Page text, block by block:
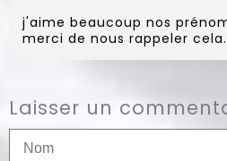
j'aime beaucoup nos
merci de nous rappeler cela.
Laisser un